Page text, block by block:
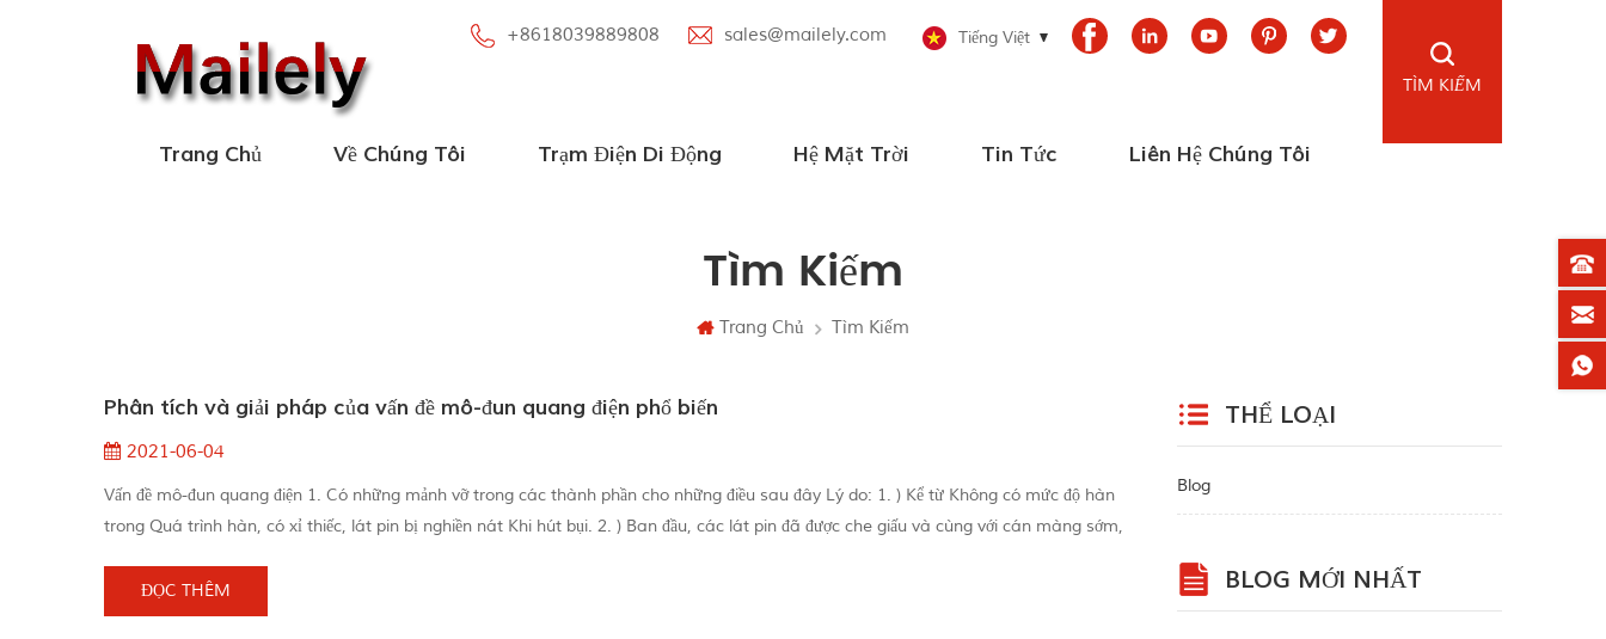
+8618039889808 sales@mailely.com Tiếng Việt
TÌM KIẾM
Trang Chủ Về Chúng Tôi Trạm Điện Di Động Hệ Mặt Trời Tin Tức Liên Hệ Chúng Tôi
Tìm Kiếm
Trang Chủ Tìm Kiếm
Phân tích và giải pháp của vấn đề mô-đun quang điện phổ biến
2021-06-04
Vấn đề mô-đun quang điện 1. Có những mảnh vỡ trong các thành phần cho những điều sau đây Lý do: 1. ) Kể từ Không có mức độ hàn
trong Quá trình hàn, có xỉ thiếc, lát pin bị nghiền nát Khi hút bụi. 2. ) Ban đầu, các lát pin đã được che giấu và cùng với cán màng sớm,
ĐỌC THÊM
THỂ LOẠI
Blog
BLOG MỚI NHẤT